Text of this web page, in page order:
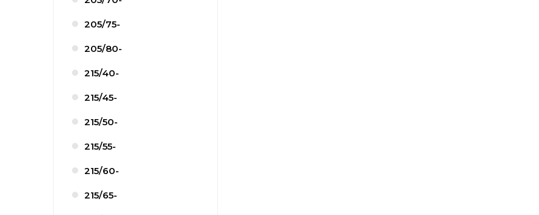
205/75-
205/80-
215/40-
215/45-
215/50-
215/55-
215/60-
215/65-